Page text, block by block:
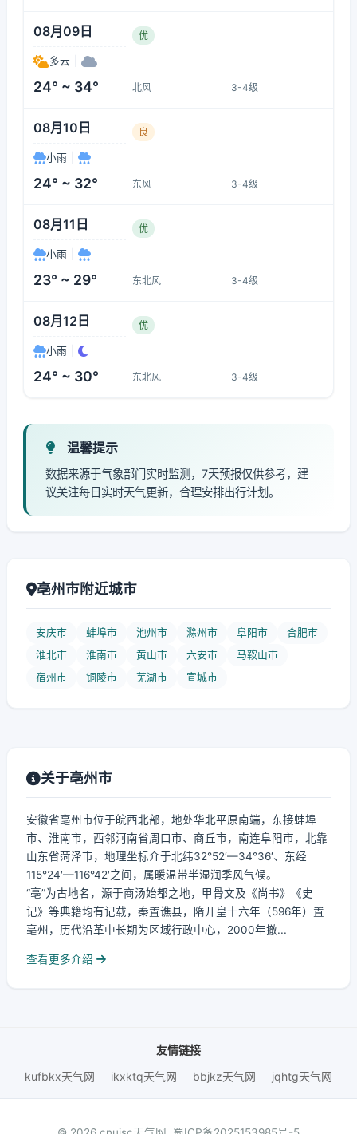
08月09日 优
多云
24° ~ 34° 北风 3-4级
08月10日 良
小雨
24° ~ 32° 东风 3-4级
08月11日 优
小雨
23° ~ 29° 东北风 3-4级
08月12日 优
小雨
24° ~ 30° 东北风 3-4级
温馨提示
数据来源于气象部门实时监测，7天预报仅供参考，建
议关注每日实时天气更新，合理安排出行计划。
亳州市附近城市
安庆市 蚌埠市 池州市 滁州市 阜阳市
合肥市
淮北市
淮南市 黄山市 六安市
马鞍山市
宿州市
铜陵市 芜湖市 宣城市
关于亳州市
安徽省亳州市位于皖西北部，地处华北平原南端，东接蚌埠
市、淮南市，西邻河南省周口市、商丘市，南连阜阳市，北靠
山东省菏泽市，地理坐标介于北纬32°52′—34°36′、东经
115°24′—116°42′之间，属暖温带半湿润季风气候。
“亳”为古地名，源于商汤始都之地，甲骨文及《尚书》《史
记》等典籍均有记载，秦置谯县，隋开皇十六年（596年）置
亳州，历代沿革中长期为区域行政中心，2000年撤...
查看更多介绍
友情链接
kufbkx天气网
ikxktq天气网 bbjkz天气网 jqhtg天气网